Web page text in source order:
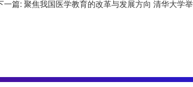
一篇: 聚焦我国医学教育的改革与发展方向 清华大学